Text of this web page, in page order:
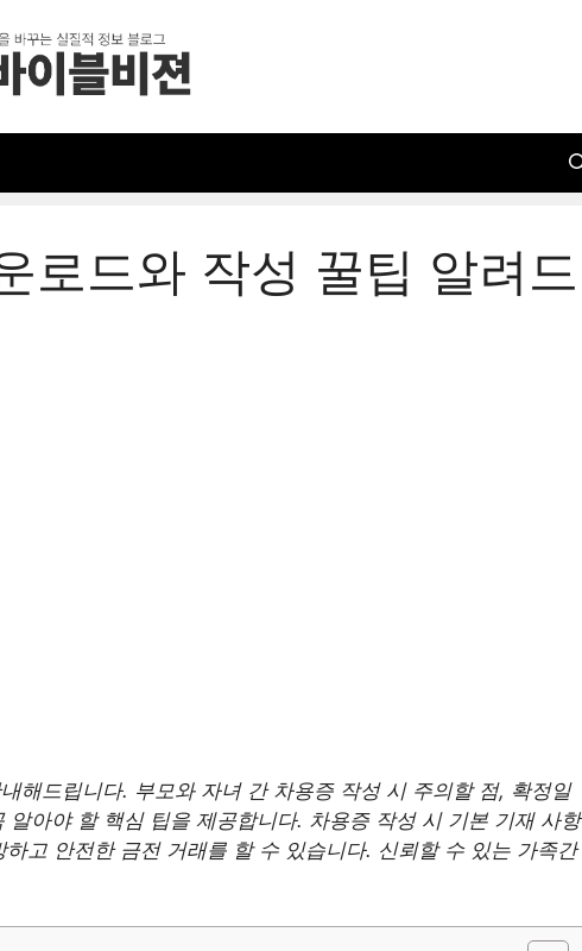
로드와 작성 꿀팁 알려드
해드립니다. 부모와 자녀 간 차용증 작성 시 주의할 점, 확정일
아야 할 핵심 팁을 제공합니다. 차용증 작성 시 기본 기재 사항
고 안전한 금전 거래를 할 수 있습니다. 신뢰할 수 있는 가족간